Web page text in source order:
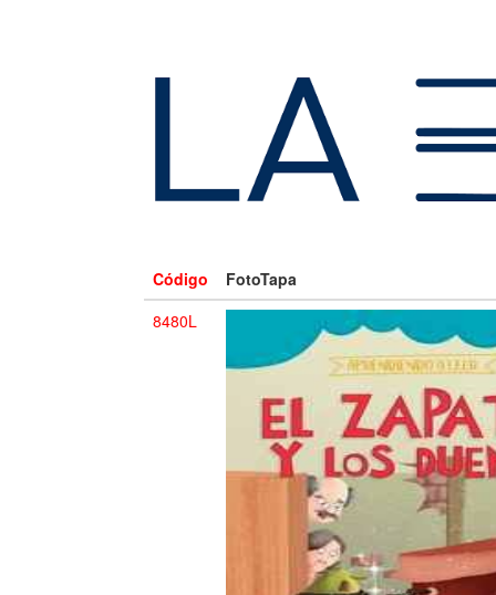
Código
FotoTapa
8480L